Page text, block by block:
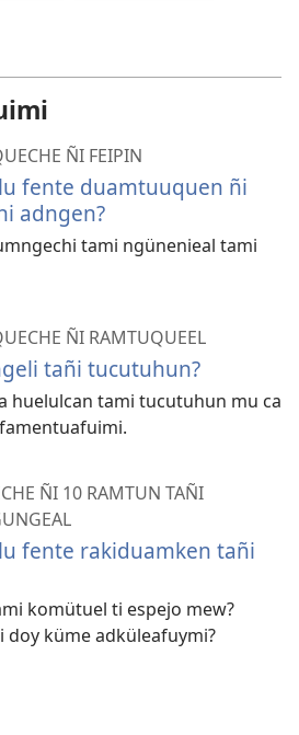
ÑI FEIPIN
fente duamtuuquen ñi
adngen?
tami ngünenieal tami
ÑI RAMTUQUEEL
tañi tucutuhun?
huelulcan tami tucutuhun mu ca
ÑI 10 RAMTUN TAÑI
fente rakiduamken tañi
komütuel ti espejo mew?
doy küme adküleafuymi?